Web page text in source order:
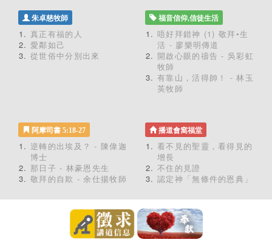
朱卓慈牧師
真正有福的人
愛鄰如己
從世俗中分別出來
福音信仰,信徒生活
唔好拜錯神 (1) 敬拜•生
活 - 廖樂明傳道
開啟心眼的禱告 - 吳彩虹
牧師
有靠山，活得帥！ - 林玉
英牧師
阿摩司書 5:18-27
逆轉的出埃及？ - 陳偉迦
博士
那日子 - 林豪恩先生
敬拜的自欺 - 余仕揚牧師
播道會窩福堂
看不見的聖靈，看得見的
增長
不住的見證
認定神「無條件的恩典」